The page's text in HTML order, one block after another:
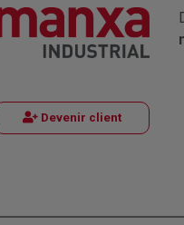
Devenir client